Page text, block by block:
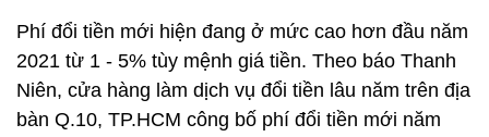
Phí đổi tiền mới hiện đang ở mức cao hơn đầu năm
2021 từ 1 - 5% tùy mệnh giá tiền. Theo báo Thanh
Niên, cửa hàng làm dịch vụ đổi tiền lâu năm trên địa
bàn Q.10, TP.HCM công bố phí đổi tiền mới năm